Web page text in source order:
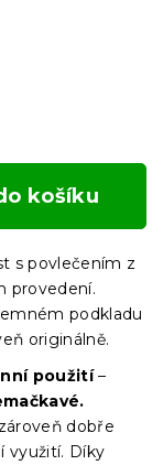
košíku
s povlečením z
provedení.
podkladu
originálně.
použití–
dobře
využití. Díky